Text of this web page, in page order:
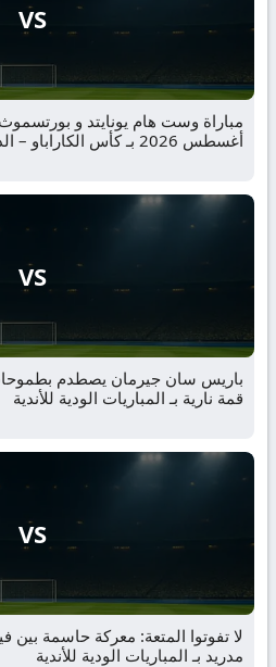
VS
أغسطس 2026 بـ كأس الكاراباو – الدور 1
VS
باريس سان جيرمان يصطدم
قمة نارية بـ المباريات الودية للأندية
VS
لا تفوتوا المتعة: معركة حاسمة بين
مدريد بـ المباريات الودية للأندية